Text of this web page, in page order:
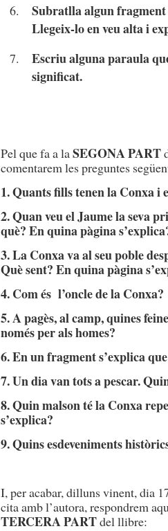
Subratlla algun fragment
Llegeix-lo en veu alta i
Escriu alguna paraula
significat.
Pel que fa a laSEGONA PART
comentarem les preguntes
1. Quants fills tenen la Conxa i
2. Quan veu el Jaume la seva
què? En quina pàgina
3. La Conxa va al seu poble
Què sent? En quina pàgina
4. Com és l’oncle de la Conxa?
5. A pagès, al camp, quines
només per als homes?
6. En un fragment s’explica
7. Un dia van tots a pescar.
8. Quin malson té la Conxa
s’explica?
9. Quins esdeveniments
I, per acabar, dilluns vinent, dia
cita amb l’autora, respondrem
TERCERA PARTdel llibre: